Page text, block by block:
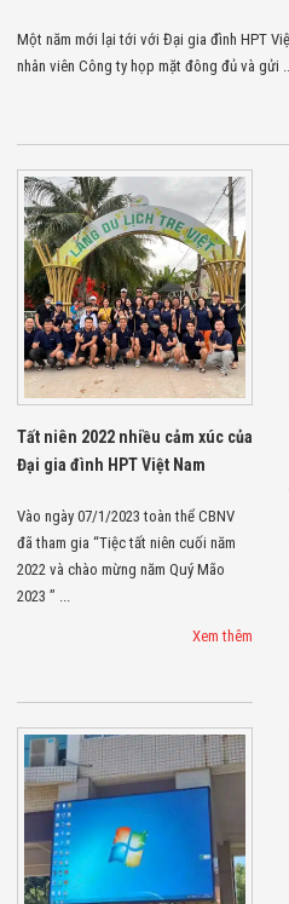
Một năm mới lại tới với Đại gia đình HPT
nhân viên Công ty họp mặt đông đủ và gửi
Tất niên 2022 nhiều cảm xúc của
Đại gia đình HPT Việt Nam
Vào ngày 07/1/2023 toàn thể CBNV
đã tham gia “Tiệc tất niên cuối năm
2022 và chào mừng năm Quý Mão
2023 ” ...
Xem thêm